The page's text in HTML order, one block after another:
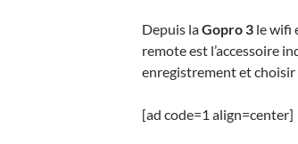
Depuis laGopro 3 le wifi
remote est l’accessoire
enregistrement et
[ad code=1 align=center]